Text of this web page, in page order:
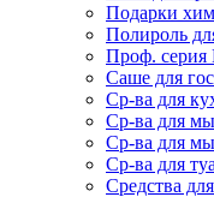
Подарки
Полироль
Проф.
Саше для
Ср-ва для
Ср-ва для
Ср-ва для
Ср-ва для
Средства